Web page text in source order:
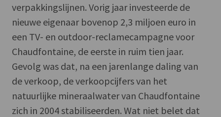
verpakkingslijnen. Vorig jaar investeerde de
nieuwe eigenaar bovenop 2,3 miljoen euro in
een TV- en outdoor-reclamecampagne voor
Chaudfontaine, de eerste in ruim tien jaar.
Gevolg was dat, na een jarenlange daling van
de verkoop, de verkoopcijfers van het
natuurlijke mineraalwater van Chaudfontaine
zich in 2004 stabiliseerden. Wat niet belet dat